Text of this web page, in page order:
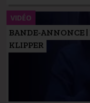
BANDE-ANNONCE
KLIPPER
VIDÉO